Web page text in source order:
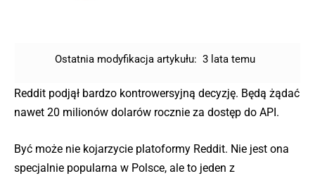
Ostatnia modyfikacja artykułu: 3 lata temu
Reddit podjął bardzo kontrowersyjną decyzję. Będą żądać
nawet 20 milionów dolarów rocznie za dostęp do API.
Być może nie kojarzycie platoformy Reddit. Nie jest ona
specjalnie popularna w Polsce, ale to jeden z